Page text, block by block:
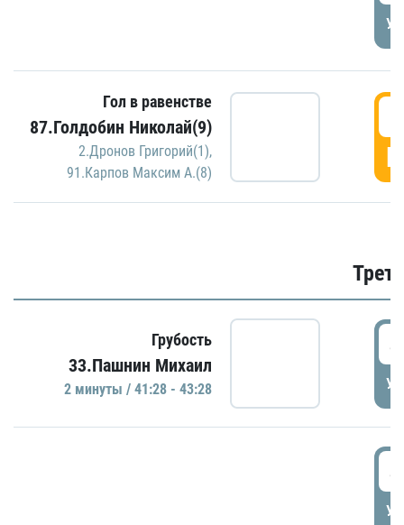
Гол в равенстве
87.Голдобин Николай(9)
2.Дронов Григорий(1),
91.Карпов Максим А.(8)
Грубость
33.Пашнин Михаил
2 минуты / 41:28 - 43:28